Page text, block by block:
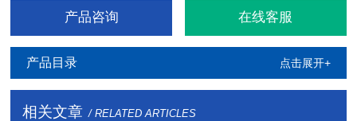
产品咨询 在线客服
产品目录 点击展开+
相关文章 / RELATED ARTICLES